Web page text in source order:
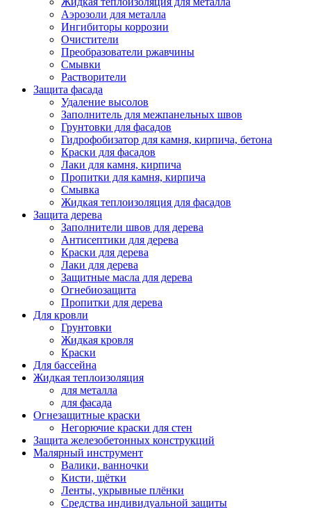
Аэрозоли для металла
Ингибиторы коррозии
Очистители
Преобразователи ржавчины
Смывки
Растворители
Защита фасада
Удаление высолов
Заполнитель для межпанельных швов
Грунтовки для фасадов
Гидрофобизатор для камня, кирпича, бетона
Краски для фасадов
Лаки для камня, кирпича
Пропитки для камня, кирпича
Смывка
Жидкая теплоизоляция для фасадов
Защита дерева
Заполнители швов для дерева
Антисептики для дерева
Краски для дерева
Лаки для дерева
Защитные масла для дерева
Огнебиозащита
Пропитки для дерева
Для кровли
Грунтовки
Жидкая кровля
Краски
Для бассейна
Жидкая теплоизоляция
для металла
для фасада
Огнезащитные краски
Негорючие краски для стен
Защита железобетонных конструкций
Малярный инструмент
Валики, ванночки
Кисти, щётки
Ленты, укрывные плёнки
Средства индивидуальной защиты